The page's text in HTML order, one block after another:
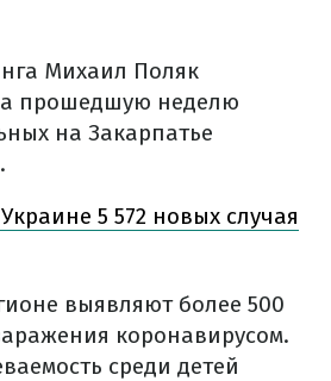
Михаил Поляк
прошедшую неделю
на Закарпатье
5 572 новых случая
выявляют более 500
коронавирусом.
среди детей